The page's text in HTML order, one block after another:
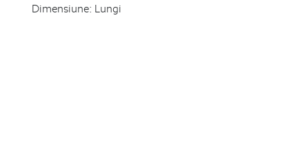
Dimensiune: Lungi